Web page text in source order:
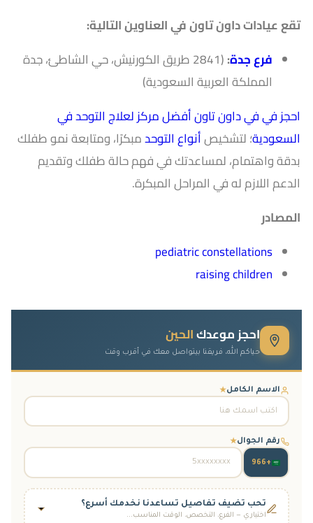
تقع عيادات داون تاون في العناوين التالية:
فرع جدة:
(2841 طريق الكورنيش، حي الشاطئ، جدة
المملكة العربية السعودية)
احجز في في داون تاونأفضل مركز لعلاج التوحد في
السعودية؛ لتشخيصأنواع التوحدمبكرًا، ومتابعة نمو طفلك
بدقة واهتمام، لمساعدتك في فهم حالة طفلك وتقديم
الدعم اللازم له في المراحل المبكرة.
المصادر
pediatric constellations
raising children
احجز موعدكالحين
حياكم الله، فريقنا بيتواصل معك في أقرب وقت
الاسم الكامل★
رقم الجوال★
+966
تحب تضيف تفاصيل تساعدنا نخدمك أسرع؟
اختياري — الفرع، التخصص، الوقت المناسب...